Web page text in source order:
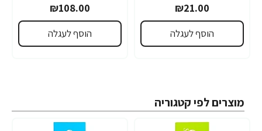
₪21.00
הוסף לעגלה
₪108.00
הוסף לעגלה
מוצרים לפי קטגוריה